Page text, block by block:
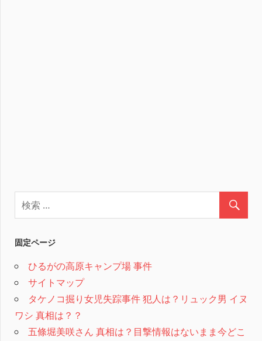
固定ページ
ひるがの高原キャンプ場 事件
サイトマップ
タケノコ掘り女児失踪事件 犯人は？リュック男 イヌ
ワシ 真相は？？
五條堀美咲さん 真相は？目撃情報はないまま今どこ